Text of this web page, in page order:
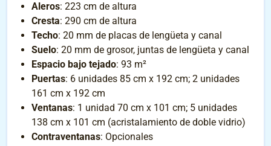
Aleros: 223 cm de altura
Cresta: 290 cm de altura
Techo: 20 mm de placas de lengüeta y canal
Suelo: 20 mm de grosor, juntas de lengüeta y canal
Espacio bajo tejado: 93 m²
Puertas: 6 unidades 85 cm x 192 cm; 2 unidades
161 cm x 192 cm
Ventanas: 1 unidad 70 cm x 101 cm; 5 unidades
138 cm x 101 cm (acristalamiento de doble vidrio)
Contraventanas: Opcionales